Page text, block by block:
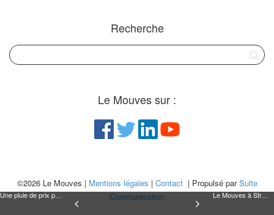
Une pluie de prix pour les entrepreneurs sociaux du Mouves Le Mouves à Strasbourg pour le congrès sur l’entrepreneuriat social
Recherche
Le Mouves sur :
©2026 Le Mouves | Mentions légales | Contact| Propulsé parSuite
Communication